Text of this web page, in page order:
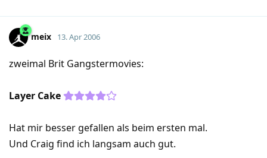
meix 13. Apr 2006
zweimal Brit Gangstermovies:
Layer Cake
Hat mir besser gefallen als beim ersten mal.
Und Craig find ich langsam auch gut.